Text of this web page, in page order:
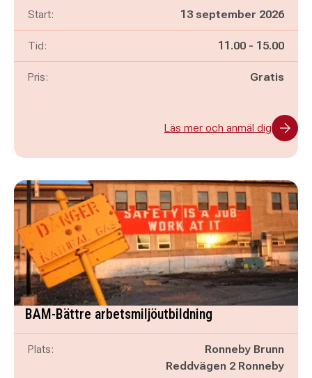
Start: 13 september 2026
Tid: Pågår mellan
11.00 - och
15.00
Pris: Gratis
Läs mer och anmäl dig
BAM-Bättre arbetsmiljöutbildning
Plats:
Ronneby Brunn
Reddvägen 2 Ronneby